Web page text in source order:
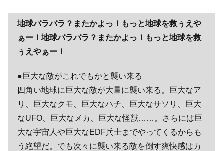
地球バラバラ？またかよっ！もっと地球を救ぅえや
ぁー！地球バラバラ？またかよっ！もっと地球を救
ぅえやぁー！
●巨大な敵がこれでもかと襲い来る
四角い地球に巨大な敵が大量に襲い来る。巨大なア
リ、巨大なクモ、巨大なハチ、巨大なサソリ、巨大
なUFO、巨大なメカ、巨大な怪獣……。さらには巨
大な宇宙人や巨大なEDF兵士までやってくるからも
う絶望だ。でも次々に襲い来る敵を倒す爽快感はカ